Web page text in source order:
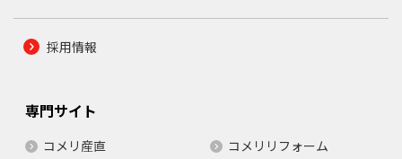
採用情報
専門サイト
コメリ産直 コメリリフォーム